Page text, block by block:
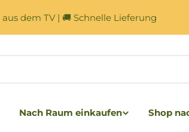
aus dem TV | 🚚 Schnelle Lieferung
Nach Raum einkaufen Shop